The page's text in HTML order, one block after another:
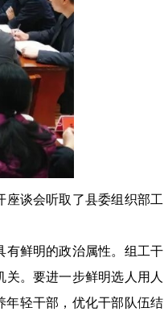
座谈会听取了县委组织部工
有鲜明的政治属性。组工干
。要进一步鲜明选人用人
年轻干部，优化干部队伍结